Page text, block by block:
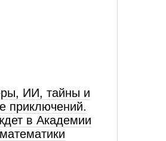
ИИ, тайны и
приключений.
в Академии
математики